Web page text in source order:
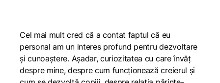
Cel mai mult cred că a contat faptul că eu
personal am un interes profund pentru dezvoltare
și cunoaștere. Așadar, curiozitatea cu care învăț
despre mine, despre cum funcționează creierul și